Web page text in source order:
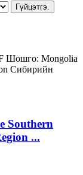
Гүйцэтгэ.
Шошго: Mongolia
Сибирийн
Southern
...